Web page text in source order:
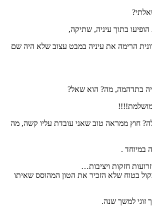
בתוך עיניה, שתיקה,
הרימה את עיניה במבט עצוב שלא היה שם
בתדהמה, מה? הוא שאל?
חוץ ממראה טוב שאני עובדת עליו קשה, מה
במיוחד .
חזקות ויציבות…
בטוח שלא הזכיר את הטון המהוסס שאיתו
זוגי למשך שנה.